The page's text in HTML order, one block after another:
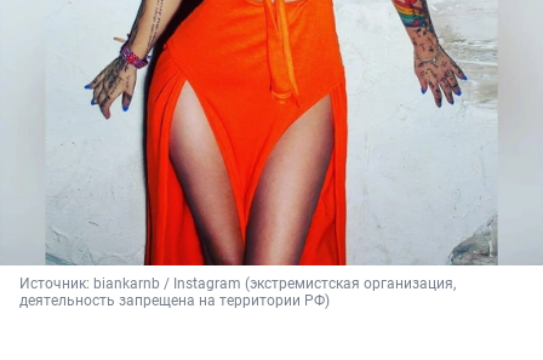
Источник: biankarnb / Instagram (экстремистская организация,
деятельность запрещена на территории РФ)